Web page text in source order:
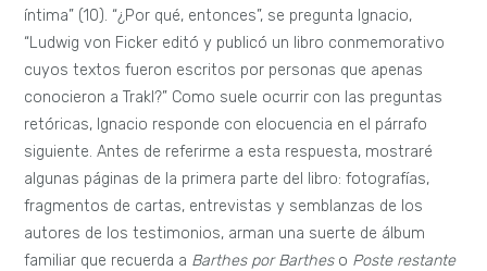
íntima” (10). “¿Por qué, entonces”, se pregunta Ignacio,
“Ludwig von Ficker editó y publicó un libro conmemorativo
cuyos textos fueron escritos por personas que apenas
conocieron a Trakl?” Como suele ocurrir con las preguntas
retóricas, Ignacio responde con elocuencia en el párrafo
siguiente. Antes de referirme a esta respuesta, mostraré
algunas páginas de la primera parte del libro: fotografías,
fragmentos de cartas, entrevistas y semblanzas de los
autores de los testimonios, arman una suerte de álbum
familiar que recuerda a Barthes por Bartheso Poste restante